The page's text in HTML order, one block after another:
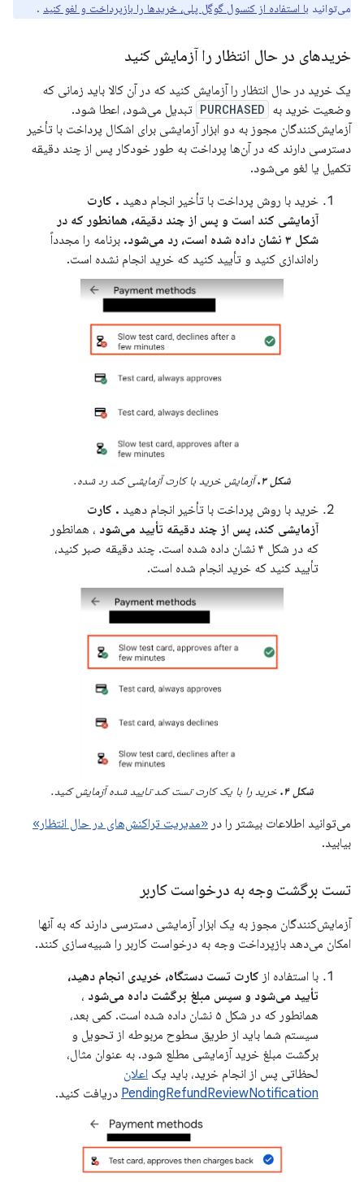
می‌توانید با استفاده از کنسول گوگل پلی، خریدها را بازپرداخت و لغو کنید .
خریدهای در حال انتظار را آزمایش کنید
یک خرید در حال انتظار را آزمایش کنید که در آن کالا باید زمانی که
وضعیت خرید به PURCHASED تبدیل می‌شود، اعطا شود.
آزمایش‌کنندگان مجوز به دو ابزار آزمایشی برای اشکال پرداخت با تأخیر
دسترسی دارند که در آن‌ها پرداخت به طور خودکار پس از چند دقیقه
تکمیل یا لغو می‌شود.
خرید با روش پرداخت با تأخیر انجام دهید . کارت
آزمایشی کند است و پس از چند دقیقه، همانطور که در
شکل ۳ نشان داده شده است، رد می‌شود.
برنامه را مجدداً
راه‌اندازی کنید و تأیید کنید که خرید انجام نشده است.
شکل ۳. آزمایش خرید با کارت آزمایشی کند رد شده.
خرید با روش پرداخت با تأخیر انجام دهید . کارت
آزمایشی کند، پس از چند دقیقه تأیید می‌شود ، همانطور
که در شکل ۴ نشان داده شده است. چند دقیقه صبر کنید،
تأیید کنید که خرید انجام شده است.
شکل ۴. خرید را با یک کارت تست کند تایید شده آزمایش کنید.
می‌توانید اطلاعات بیشتر را در «مدیریت تراکنش‌های در حال انتظار»
بیابید.
تست برگشت وجه به درخواست کاربر
آزمایش‌کنندگان مجوز به یک ابزار آزمایشی دسترسی دارند که به آنها
امکان می‌دهد بازپرداخت وجه به درخواست کاربر را شبیه‌سازی کنند.
با استفاده از کارت تست دستگاه، خریدی انجام دهید،
تأیید می‌شود و سپس مبلغ برگشت داده می‌شود ،
همانطور که در شکل ۵ نشان داده شده است. کمی بعد،
سیستم شما باید از طریق سطوح مربوطه از تحویل و
برگشت مبلغ خرید آزمایشی مطلع شود. به عنوان مثال،
لحظاتی پس از انجام خرید، باید یک اعلان
PendingRefundReviewNotification دریافت کنید.